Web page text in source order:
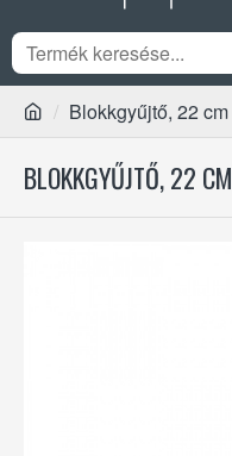
Blokkgyűjtő, 22 cm
BLOKKGYŰJTŐ, 22 CM